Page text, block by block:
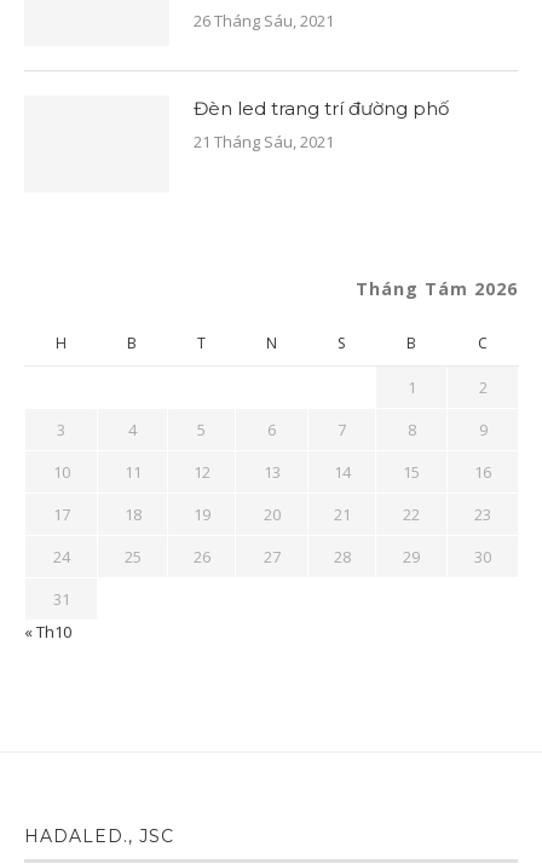
26 Tháng Sáu, 2021
Đèn led trang trí đường phố
21 Tháng Sáu, 2021
Tháng Tám 2026
H B T N S B C
1
2
3
4 5 6 7 8
9
10
11 12 13 14 15
16
17
18 19 20 21 22
23
24
25 26 27 28 29
30
31
« Th10
HADALED., JSC